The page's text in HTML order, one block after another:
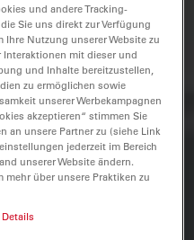
und andere Tracking-
Sie uns direkt zur Verfügung
Ihre Nutzung unserer Website zu
mit dieser und
und Inhalte bereitzustellen,
zu ermöglichen sowie
unserer Werbekampagnen
akzeptieren“ stimmen Sie
an unsere Partner zu (siehe Link
jederzeit im Bereich
unserer Website ändern.
mehr über unsere Praktiken zu